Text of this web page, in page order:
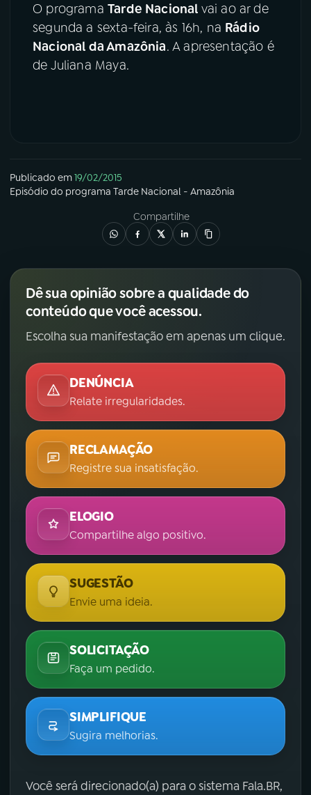
O programa Tarde Nacional vai ao ar de
segunda a sexta-feira, às 16h, na Rádio
Nacional da Amazônia. A apresentação é
de Juliana Maya.
Publicado em19/02/2015
Episódio do programa Tarde Nacional - Amazônia
Compartilhe
Dê sua opinião sobre a qualidade do
conteúdo que você acessou.
Escolha sua manifestação em apenas um clique.
DENÚNCIA
Relate irregularidades.
RECLAMAÇÃO
Registre sua insatisfação.
ELOGIO
Compartilhe algo positivo.
SUGESTÃO
Envie uma ideia.
SOLICITAÇÃO
Faça um pedido.
SIMPLIFIQUE
Sugira melhorias.
Você será direcionado(a) para o sistema Fala.BR,